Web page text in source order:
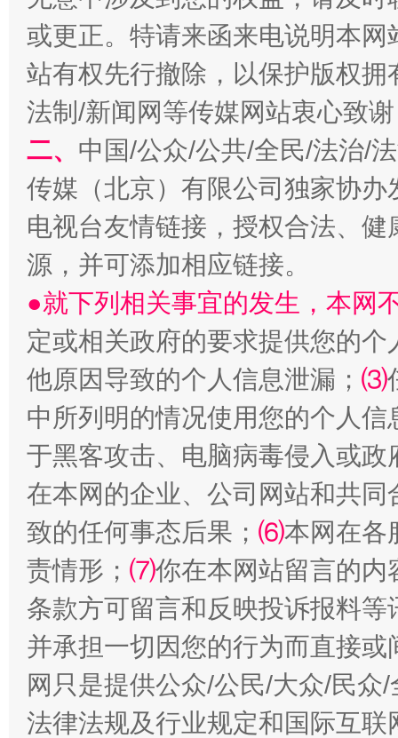
揭开“小金库”的免责幌子
全民健身五年计划来了！等你上场
或更正。特请来函来电说明本
站有权先行撤除，以保护版权
法制/新闻网等传媒网站衷心致
二、 中国/公众/公共/全民/法治/
传媒（北京）有限公司独家协
电视台友情链接，授权合法、
源，并可添加相应链接。
●就下列相关事宜的发生，本网
定或相关政府的要求提供您的个
他原因导致的个人信息泄漏； ⑶
中所列明的情况使用您的个人
于黑客攻击、电脑病毒侵入或
在本网的企业、公司网站和共
致的任何事态后果； ⑹本网在各
责情形； ⑺你在本网站留言的内
条款方可留言和反映投诉报料
并承担一切因您的行为而直接
网只是提供公众/公民/大众/民
法律法规及行业规定和国际互